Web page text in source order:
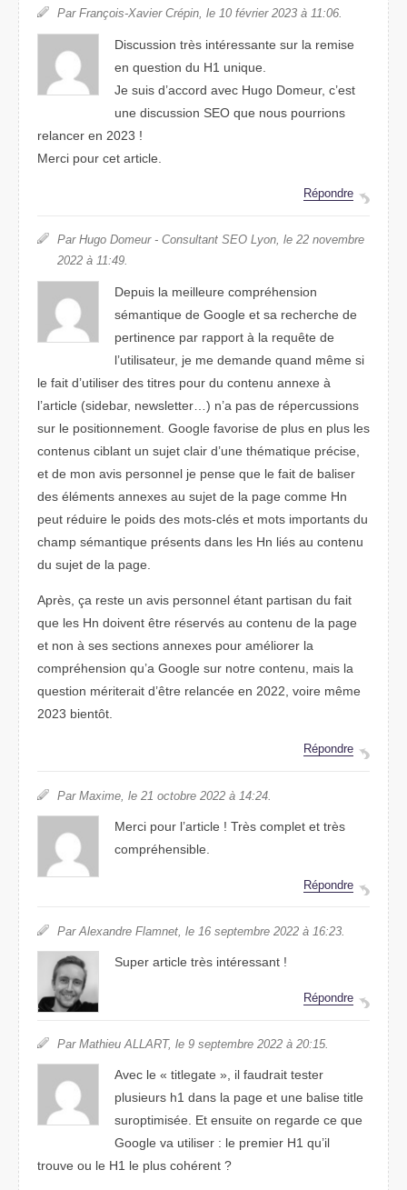
Par François-Xavier Crépin, le 10 février 2023 à 11:06.
Discussion très intéressante sur la remise
en question du H1 unique.
Je suis d’accord avec Hugo Domeur, c’est
une discussion SEO que nous pourrions
relancer en 2023 !
Merci pour cet article.
Répondre
Par Hugo Domeur - Consultant SEO Lyon, le 22 novembre
2022 à 11:49.
Depuis la meilleure compréhension
sémantique de Google et sa recherche de
pertinence par rapport à la requête de
l’utilisateur, je me demande quand même si
le fait d’utiliser des titres pour du contenu annexe à
l’article (sidebar, newsletter…) n’a pas de répercussions
sur le positionnement. Google favorise de plus en plus les
contenus ciblant un sujet clair d’une thématique précise,
et de mon avis personnel je pense que le fait de baliser
des éléments annexes au sujet de la page comme Hn
peut réduire le poids des mots-clés et mots importants du
champ sémantique présents dans les Hn liés au contenu
du sujet de la page.
Après, ça reste un avis personnel étant partisan du fait
que les Hn doivent être réservés au contenu de la page
et non à ses sections annexes pour améliorer la
compréhension qu’a Google sur notre contenu, mais la
question mériterait d’être relancée en 2022, voire même
2023 bientôt.
Répondre
Par Maxime, le 21 octobre 2022 à 14:24.
Merci pour l’article ! Très complet et très
compréhensible.
Répondre
Par Alexandre Flamnet, le 16 septembre 2022 à 16:23.
Super article très intéressant !
Répondre
Par Mathieu ALLART, le 9 septembre 2022 à 20:15.
Avec le « titlegate », il faudrait tester
plusieurs h1 dans la page et une balise title
suroptimisée. Et ensuite on regarde ce que
Google va utiliser : le premier H1 qu’il
trouve ou le H1 le plus cohérent ?